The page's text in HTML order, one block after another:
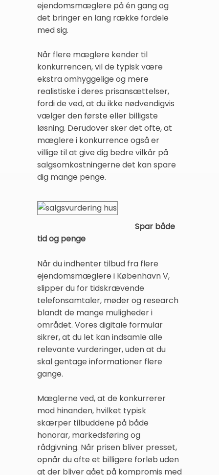
ejendomsmæglere på én gang og
det bringer en lang række fordele
med sig.
Når flere mæglere kender til
konkurrencen, vil de typisk være
ekstra omhyggelige og mere
realistiske i deres prisansættelser,
fordi de ved, at du ikke nødvendigvis
vælger den første eller billigste
løsning. Derudover sker det ofte, at
mæglere i konkurrence også er
villige til at give dig bedre vilkår på
salgsomkostningerne det kan spare
dig mange penge.
Spar både
tid og penge
Når du indhenter tilbud fra flere
ejendomsmæglere i København V,
slipper du for tidskrævende
telefonsamtaler, møder og research
blandt de mange muligheder i
området. Vores digitale formular
sikrer, at du let kan indsamle alle
relevante vurderinger, uden at du
skal gentage informationer flere
gange.
Mæglerne ved, at de konkurrerer
mod hinanden, hvilket typisk
skærper tilbuddene på både
honorar, markedsføring og
rådgivning. Når prisen bliver presset,
opnår du ofte et billigere forløb uden
at der bliver gået på kompromis med